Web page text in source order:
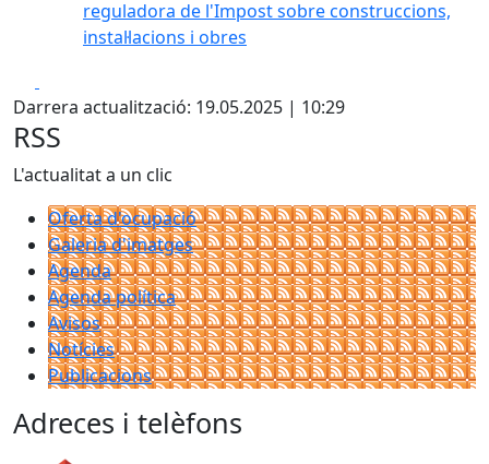
reguladora de l'Impost sobre construccions,
instal·lacions i obres
Darrera actualització: 19.05.2025 | 10:29
RSS
L'actualitat a un clic
Oferta d'ocupació
Galeria d'imatges
Agenda
Agenda política
Avisos
Notícies
Publicacions
Adreces i telèfons